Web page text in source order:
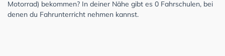
Motorrad) bekommen? In deiner Nähe gibt es 0 Fahrschulen, bei
denen du Fahrunterricht nehmen kannst.